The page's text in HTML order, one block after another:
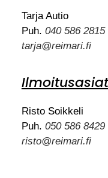
Tarja Autio
Puh. 040 586 2815
tarja@reimari.fi
Ilmoitusasiat
Risto Soikkeli
Puh. 050 586 8429
risto@reimari.fi